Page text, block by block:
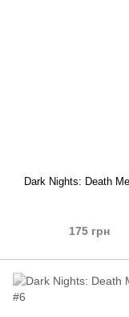
Dark Nights: Death
175 грн